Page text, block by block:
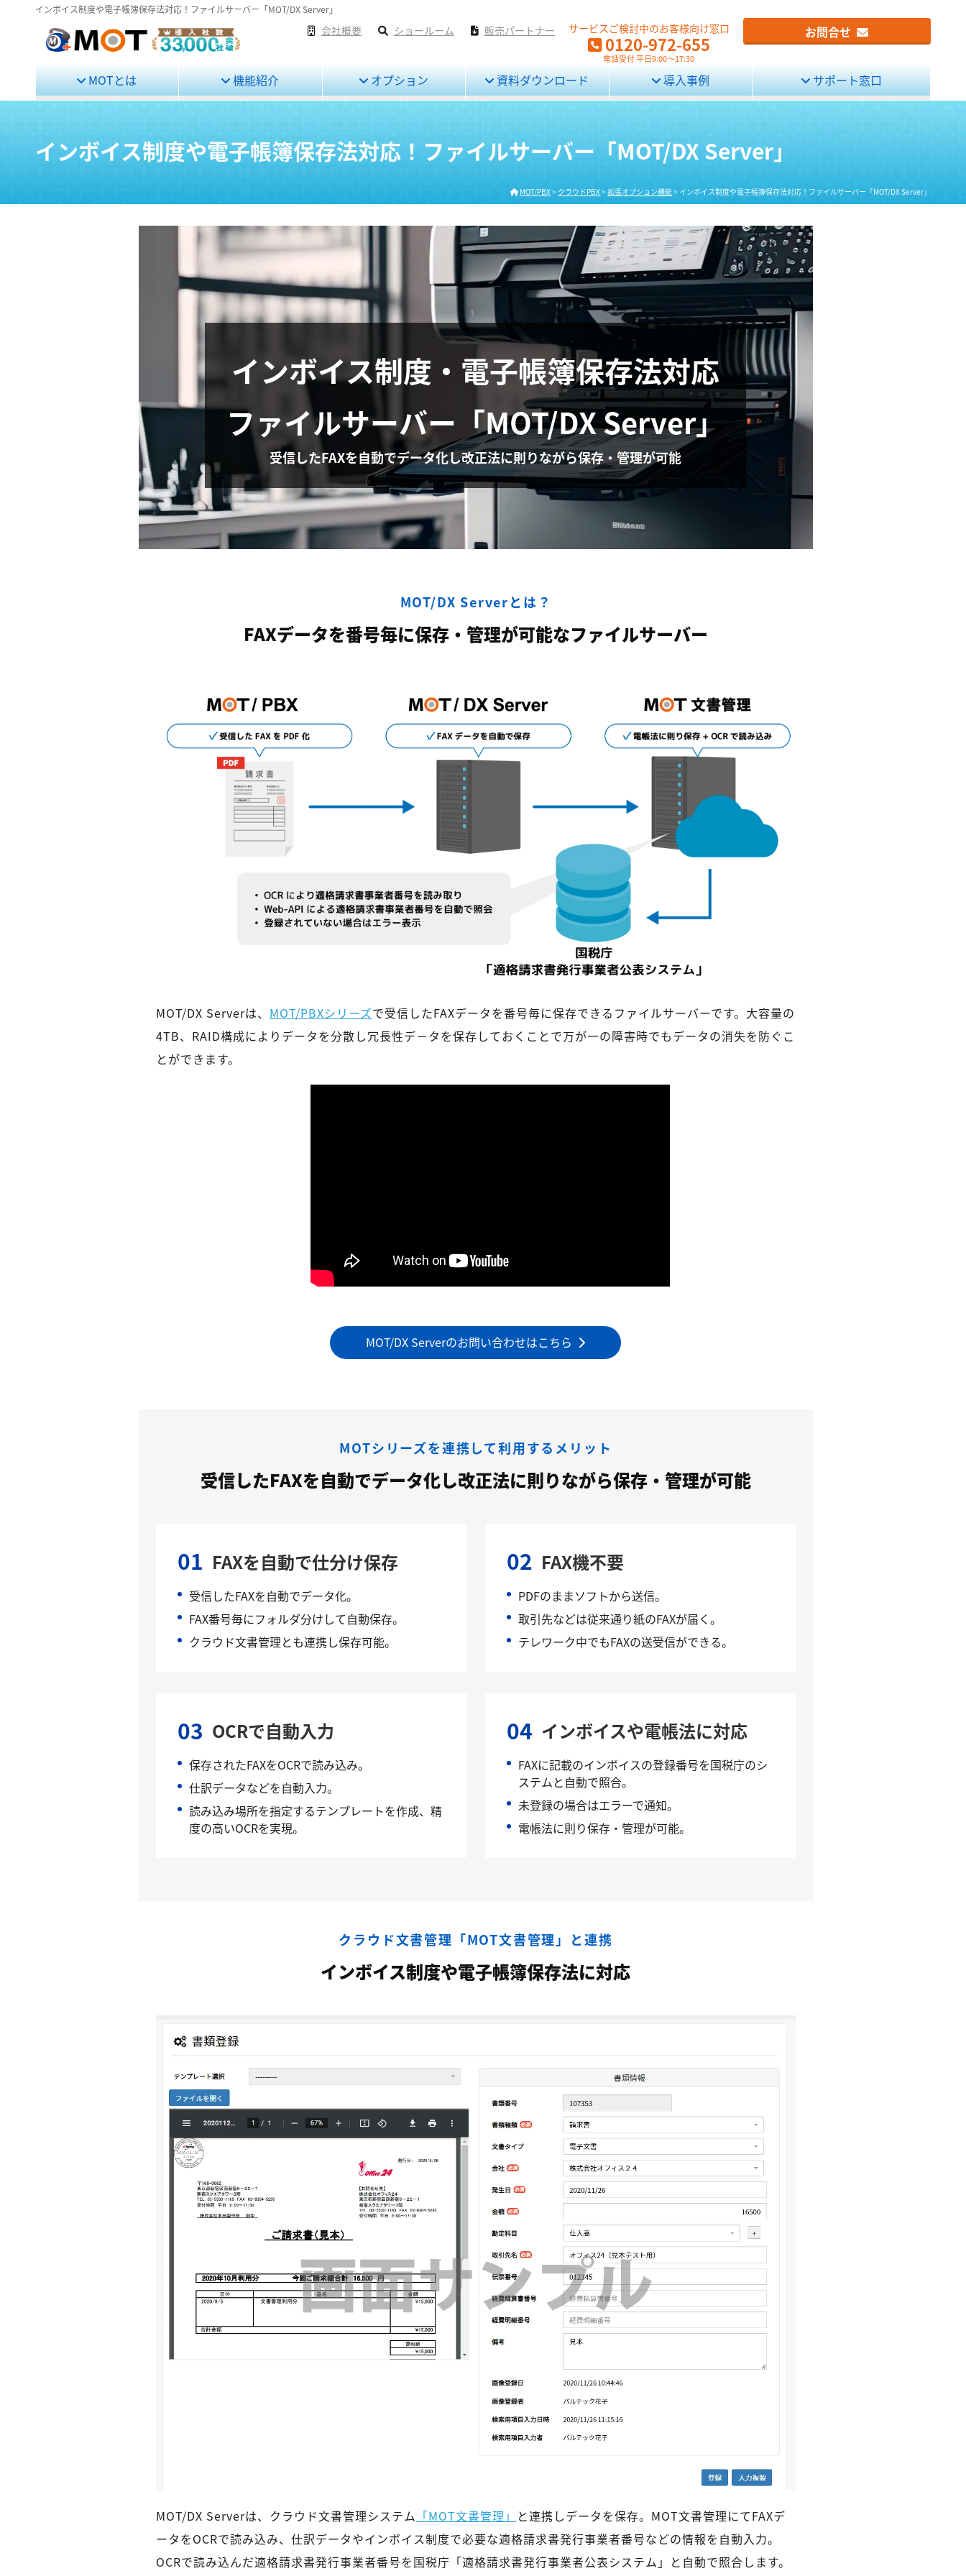
インボイス制度や電子帳簿保存法対応！ファイルサーバー「MOT/DX Server」
会社概要 ショールーム 販売パートナー サービスご検討中のお客様向け窓口
0120-972-655
電話受付 平日9:00～17:30
お問合せ
MOTとは 機能紹介 オプション 資料ダウンロード 導入事例 サポート窓口
インボイス制度や電子帳簿保存法対応！ファイルサーバー「MOT/DX Server」
MOT/PBX> クラウドPBX>拡張オプション機能> インボイス制度や電子帳簿保存法対応！ファイルサーバー「MOT/DX Server」
インボイス制度・電子帳簿保存法対応
ファイルサーバー 「MOT/DX Server」
受信したFAXを自動でデータ化し改正法に則りながら保存・管理が可能
MOT/DX Serverとは？
FAXデータを番号毎に保存・管理が可能なファイルサーバー
MOT/DX Serverは、 MOT/PBXシリーズで受信したFAXデータを番号毎に保存できるファイルサーバーです。大容量の
4TB、RAID構成によりデータを分散し冗長性デ－タを保存しておくことで万が一の障害時でもデータの消失を防ぐこ
とができます。
MOT/DX Serverのお問い合わせはこちら
MOTシリーズを連携して利用するメリット
受信したFAXを自動でデータ化し改正法に則りながら保存・管理が可能
01 FAXを自動で仕分け保存
受信したFAXを自動でデータ化。
FAX番号毎にフォルダ分けして自動保存。
クラウド文書管理とも連携し保存可能。
02 FAX機不要
PDFのままソフトから送信。
取引先などは従来通り紙のFAXが届く。
テレワーク中でもFAXの送受信ができる。
03 OCRで自動入力
保存されたFAXをOCRで読み込み。
仕訳データなどを自動入力。
読み込み場所を指定するテンプレートを作成、精
度の高いOCRを実現。
04 インボイスや電帳法に対応
FAXに記載のインボイスの登録番号を国税庁のシ
ステムと自動で照合。
未登録の場合はエラーで通知。
電帳法に則り保存・管理が可能。
クラウド文書管理「MOT文書管理」と連携
インボイス制度や電子帳簿保存法に対応
MOT/DX Serverは、クラウド文書管理システム 「MOT文書管理」 と連携しデータを保存。MOT文書管理にてFAXデ
ータをOCRで読み込み、仕訳データやインボイス制度で必要な適格請求書発行事業者番号などの情報を自動入力。
OCRで読み込んだ適格請求書発行事業者番号を国税庁「適格請求書発行事業者公表システム」と自動で照合します。